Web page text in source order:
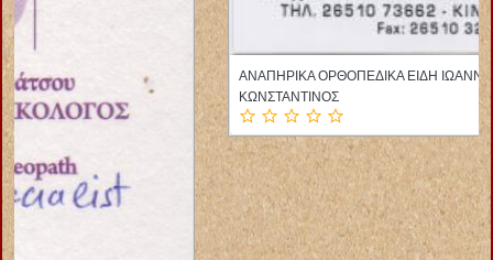
ΑΝΑΠΗΡΙΚΑ ΟΡΘΟΠΕΔΙΚΑ ΕΙΔΗ ΙΩΑΝΝΙΝΑ ΚΑΡΒΟΥΝΗΣ
ΚΩΝΣΤΑΝΤΙΝΟΣ